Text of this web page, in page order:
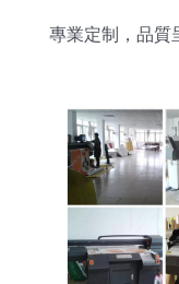
專業定制，品質